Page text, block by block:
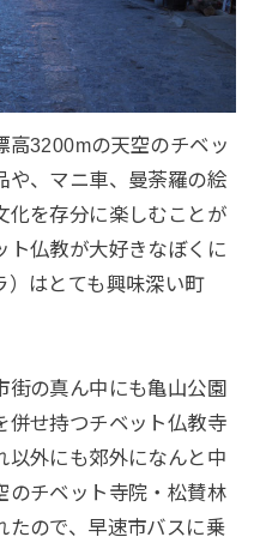
高3200mの天空のチベッ
や、マニ車、曼荼羅の絵
化を存分に楽しむことが
ト仏教が大好きなぼくに
）はとても興味深い町
街の真ん中にも亀山公園
併せ持つチベット仏教寺
以外にも郊外になんと中
のチベット寺院・松賛林
たので、早速市バスに乗